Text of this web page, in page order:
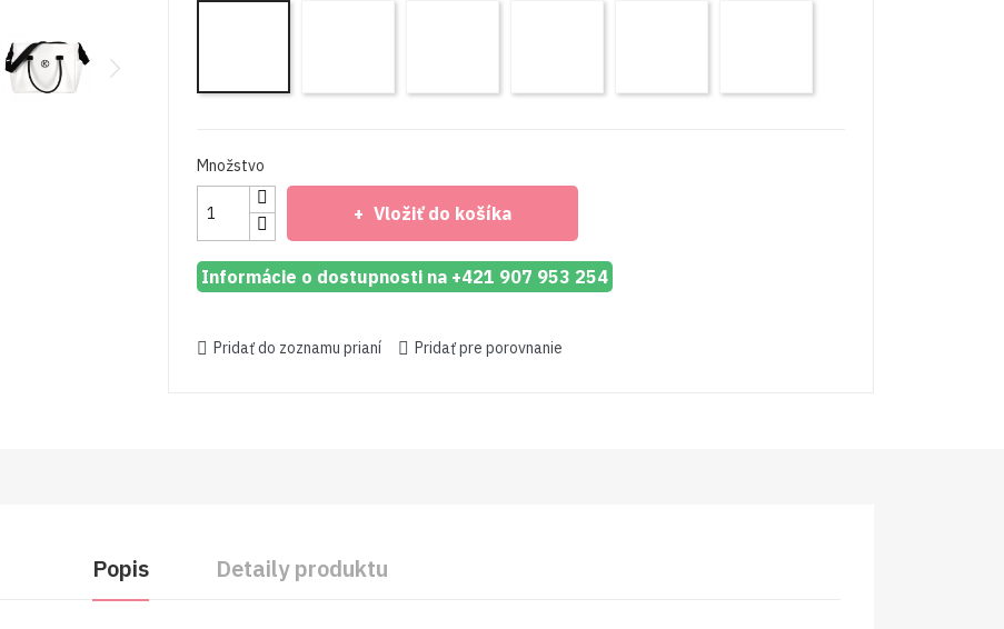
White
Black
Style
Style
Metalic
Baby
Množstvo
Vložiť do košíka
Informácie o dostupnosti na +421 907 953 254
Pridať do zoznamu prianí Pridať pre porovnanie
Popis Detaily produktu